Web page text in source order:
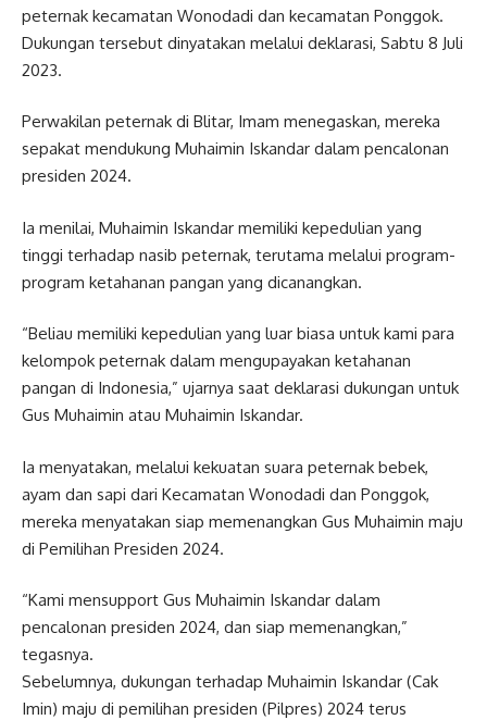
peternak kecamatan Wonodadi dan kecamatan Ponggok.
Dukungan tersebut dinyatakan melalui deklarasi, Sabtu 8 Juli
2023.
Perwakilan peternak di Blitar, Imam menegaskan, mereka
sepakat mendukung Muhaimin Iskandar dalam pencalonan
presiden 2024.
Ia menilai, Muhaimin Iskandar memiliki kepedulian yang
tinggi terhadap nasib peternak, terutama melalui program-
program ketahanan pangan yang dicanangkan.
“Beliau memiliki kepedulian yang luar biasa untuk kami para
kelompok peternak dalam mengupayakan ketahanan
pangan di Indonesia,” ujarnya saat deklarasi dukungan untuk
Gus Muhaimin atau Muhaimin Iskandar.
Ia menyatakan, melalui kekuatan suara peternak bebek,
ayam dan sapi dari Kecamatan Wonodadi dan Ponggok,
mereka menyatakan siap memenangkan Gus Muhaimin maju
di Pemilihan Presiden 2024.
“Kami mensupport Gus Muhaimin Iskandar dalam
pencalonan presiden 2024, dan siap memenangkan,”
tegasnya.
Sebelumnya, dukungan terhadap Muhaimin Iskandar (Cak
Imin) maju di pemilihan presiden (Pilpres) 2024 terus